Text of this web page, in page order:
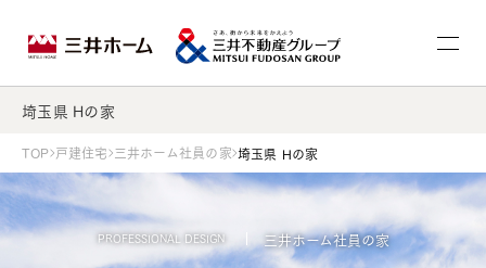
埼玉県 Hの家
TOP 戸建住宅 三井ホーム社員の家 埼玉県 Hの家
PROFESSIONAL DESIGN 三井ホーム社員の家